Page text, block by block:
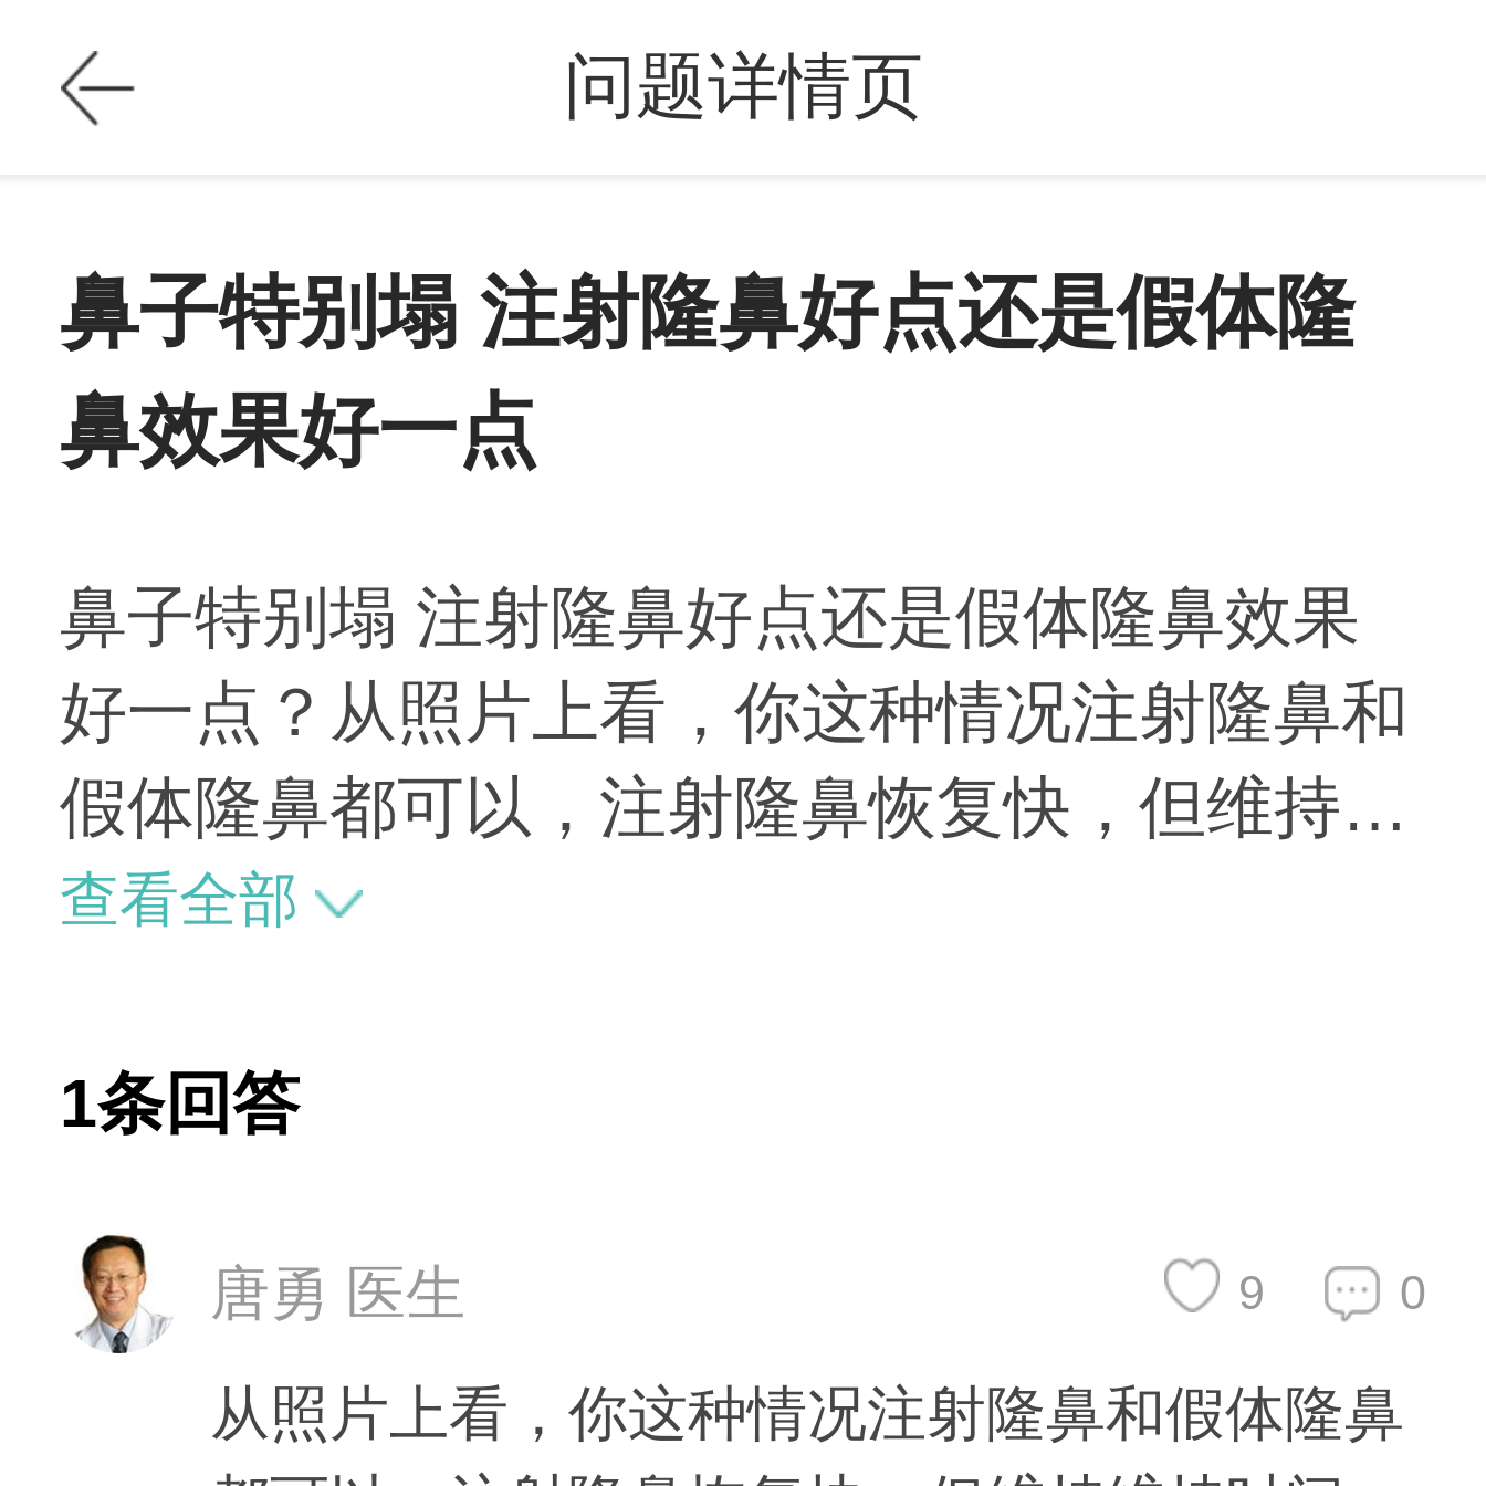
问题详情页
鼻子特别塌 注射隆鼻好点还是假体隆
鼻效果好一点
鼻子特别塌 注射隆鼻好点还是假体隆鼻效果
好一点？从照片上看，你这种情况注射隆鼻和
假体隆鼻都可以，注射隆鼻恢复快，但维持维
持时间短。
查看全部
1条回答
唐勇 医生 0
9
从照片上看，你这种情况注射隆鼻和假体隆鼻